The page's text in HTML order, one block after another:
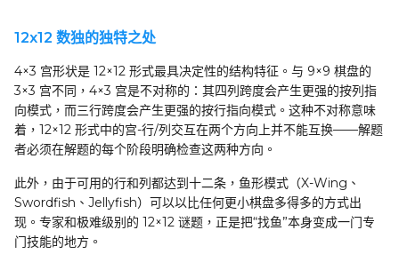
12x12 数独的独特之处
4×3 宫形状是 12×12 形式最具决定性的结构特征。与 9×9 棋盘的
3×3 宫不同，4×3 宫是不对称的：其四列跨度会产生更强的按列指
向模式，而三行跨度会产生更强的按行指向模式。这种不对称意味
着，12×12 形式中的宫-行/列交互在两个方向上并不能互换——解题
者必须在解题的每个阶段明确检查这两种方向。
此外，由于可用的行和列都达到十二条，鱼形模式（X-Wing、
Swordfish、Jellyfish）可以以比任何更小棋盘多得多的方式出
现。专家和极难级别的 12×12 谜题，正是把“找鱼”本身变成一门专
门技能的地方。